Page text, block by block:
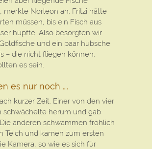
merkte Norleon an. Fritzi hätte
müssen, bis ein Fisch aus
hüpfte. Also besorgten wir
und ein paar hübsche
– die nicht fliegen können.
es sein.
es nur noch ….
kurzer Zeit. Einer von den vier
schwächelte herum und gab
anderen schwammen fröhlich
Teich und kamen zum ersten
Kamera, so wie es sich für